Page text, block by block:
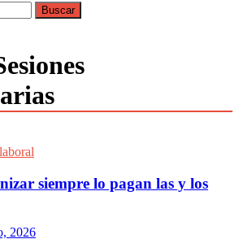
siempre lo pagan las y los
2026